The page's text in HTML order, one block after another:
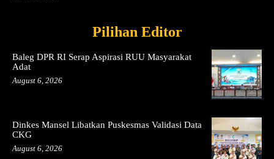
Pilihan Editor
Baleg DPR RI Serap Aspirasi RUU Masyarakat
Adat
August 6, 2026
Dinkes Mansel Libatkan Puskesmas Validasi Data
CKG
August 6, 2026